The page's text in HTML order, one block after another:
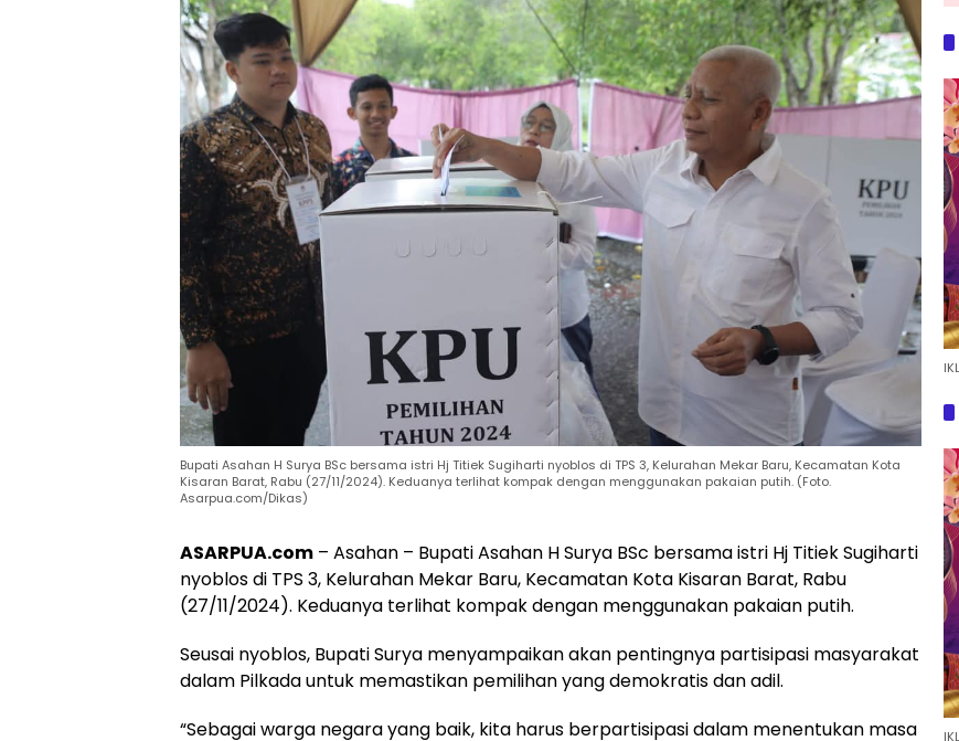
Bupati Asahan H Surya BSc bersama istri Hj Titiek Sugiharti nyoblos di TPS 3, Kelurahan Mekar Baru, Kecamatan Kota
Kisaran Barat, Rabu (27/11/2024). Keduanya terlihat kompak dengan menggunakan pakaian putih. (Foto.
Asarpua.com/Dikas)
ASARPUA.com – Asahan – Bupati Asahan H Surya BSc bersama istri Hj Titiek Sugiharti
nyoblos di TPS 3, Kelurahan Mekar Baru, Kecamatan Kota Kisaran Barat, Rabu
(27/11/2024). Keduanya terlihat kompak dengan menggunakan pakaian putih.
Seusai nyoblos, Bupati Surya menyampaikan akan pentingnya partisipasi masyarakat
dalam Pilkada untuk memastikan pemilihan yang demokratis dan adil.
“Sebagai warga negara yang baik, kita harus berpartisipasi dalam menentukan masa